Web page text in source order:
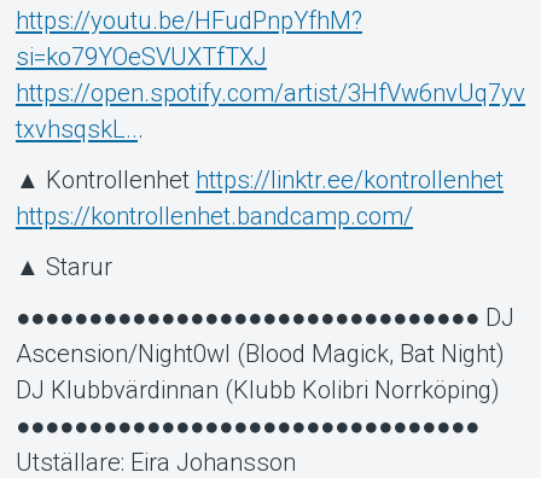
https://youtu.be/HFudPnpYfhM?
si=ko79YOeSVUXTfTXJ
https://open.spotify.com/artist/3HfVw6nvUq7yv
txvhsqskL...
▲ Kontrollenhet https://linktr.ee/kontrollenhet
https://kontrollenhet.bandcamp.com/
▲ Starur
●●●●●●●●●●●●●●●●●●●●●●●●●●●●●●●● DJ
Ascension/Night0wl (Blood Magick, Bat Night)
DJ Klubbvärdinnan (Klubb Kolibri Norrköping)
●●●●●●●●●●●●●●●●●●●●●●●●●●●●●●●●
Utställare: Eira Johansson